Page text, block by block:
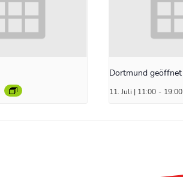
Dortmund geöffnet
11. Juli | 11:00 - 19:00